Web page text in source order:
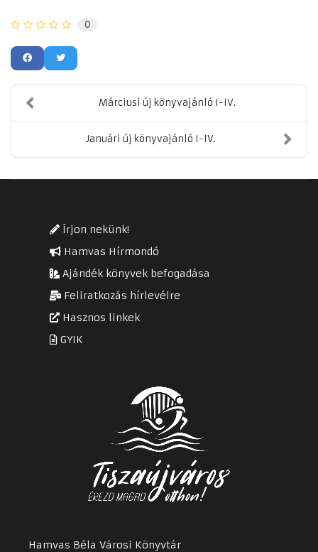
0
Márciusi új könyvajánló I-IV.
Januári új könyvajánló I-IV.
Írjon nekünk!
Hamvas Hírmondó
Ajándék könyvek befogadása
Feliratkozás hírlevélre
Hasznos linkek
GYIK
Hamvas Béla Városi Könyvtár